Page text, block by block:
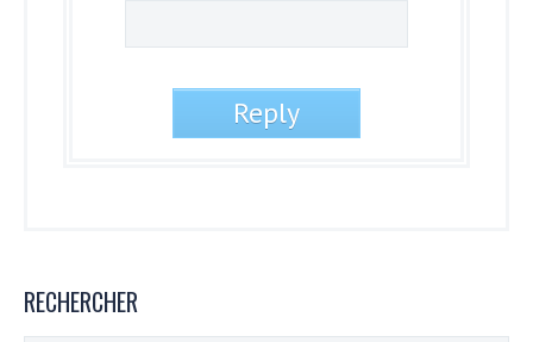
RECHERCHER